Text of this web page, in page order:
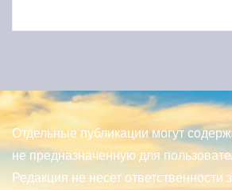
Отдельные публикации могут
не предназначенную для
Редакция не несет ответственности